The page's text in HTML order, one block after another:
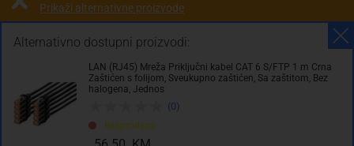
Alternativno dostupni proizvodi:
LAN (RJ45) Mreža Priključni kabel CAT 6 S/FTP 1 m Crna
Zaštićen s folijom, Sveukupno zaštićen, Sa zaštitom, Bez
halogena, Jednos
(0)
Rasprodano
Prikaži alternativne proizvode
Prodaja i slanje od: Architektengruppe S71 d.o.o.
63.80 KM
sa PDV Troškovi dostave